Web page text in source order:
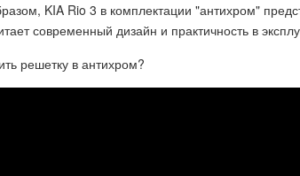
KIA Rio 3 в комплектации "антихром"
современный дизайн и практичность в
решетку в антихром?